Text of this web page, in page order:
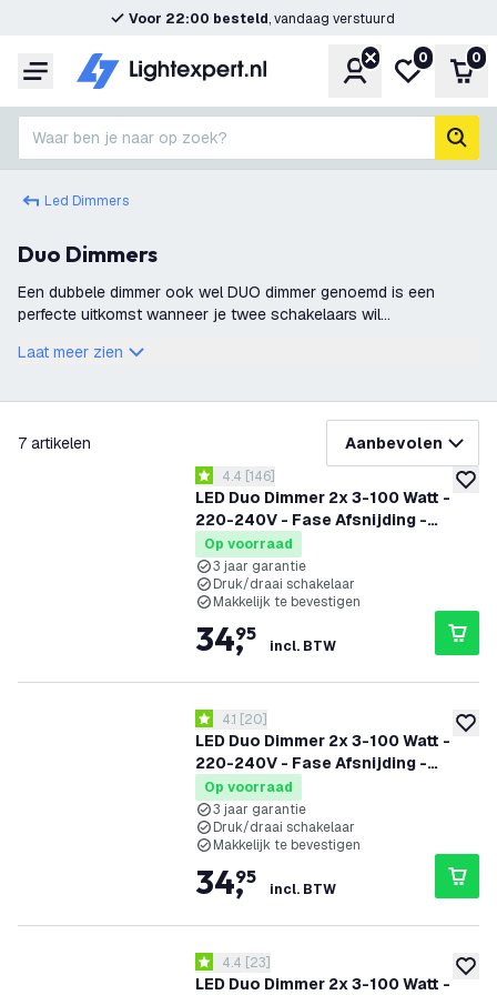
Voor 22:00 besteld, vandaag verstuurd
Menu Account
Mijn
0 0
Waar ben je naar op zoek?
Led Dimmers
Duo Dimmers
Een dubbele dimmer ook wel DUO dimmer genoemd is een
perfecte uitkomst wanneer je twee schakelaars wil
nodig, maar kan je makkelijk alles via e
Laat meer zien
7 artikelen Aanbevolen
LED Duo Dimmer 2x 3-100 Watt -
220-240V - Fase Afsnijding -
Universeel - Compleet
reviews drawer openen
4.4 score sterren
4.4 [146]
Op voorraad
3 jaar garantie
Druk/draai schakelaar
Makkelijk te bevestigen
34,
95
incl. BTW
LED Duo Dimmer 2x 3-100 Watt -
220-240V - Fase Afsnijding -
Universeel - Compleet
reviews drawer openen
4.1 score sterren
4.1 [20]
Op voorraad
3 jaar garantie
Druk/draai schakelaar
Makkelijk te bevestigen
34,
95
incl. BTW
LED Duo Dimmer 2x 3-100 Watt -
reviews drawer openen
4.4 score sterren
4.4 [23]
filteren